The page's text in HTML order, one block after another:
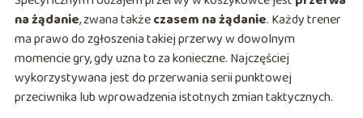
na żądanie, zwana takżeczasem na żądanie. Każdy trener
ma prawo do zgłoszenia takiej przerwy w dowolnym
momencie gry, gdy uzna to za konieczne. Najczęściej
wykorzystywana jest do przerwania serii punktowej
przeciwnika lub wprowadzenia istotnych zmian taktycznych.